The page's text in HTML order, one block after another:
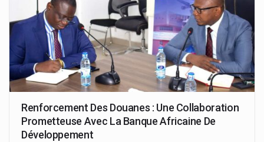
Renforcement Des Douanes : Une Collaboration
Prometteuse Avec La Banque Africaine De
Développement